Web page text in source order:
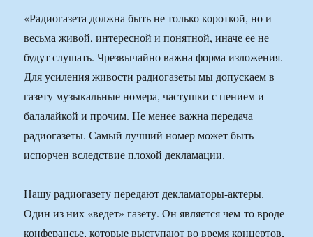
«Радиогазета должна быть не только короткой, но и
весьма живой, интересной и понятной, иначе ее не
будут слушать. Чрезвычайно важна форма изложения.
Для усиления живости радиогазеты мы допускаем в
газету музыкальные номера, частушки с пением и
балалайкой и прочим. Не менее важна передача
радиогазеты. Самый лучший номер может быть
испорчен вследствие плохой декламации.
Нашу радиогазету передают декламаторы-актеры.
Один из них «ведет» газету. Он является чем-то вроде
конферансье, которые выступают во время концертов,